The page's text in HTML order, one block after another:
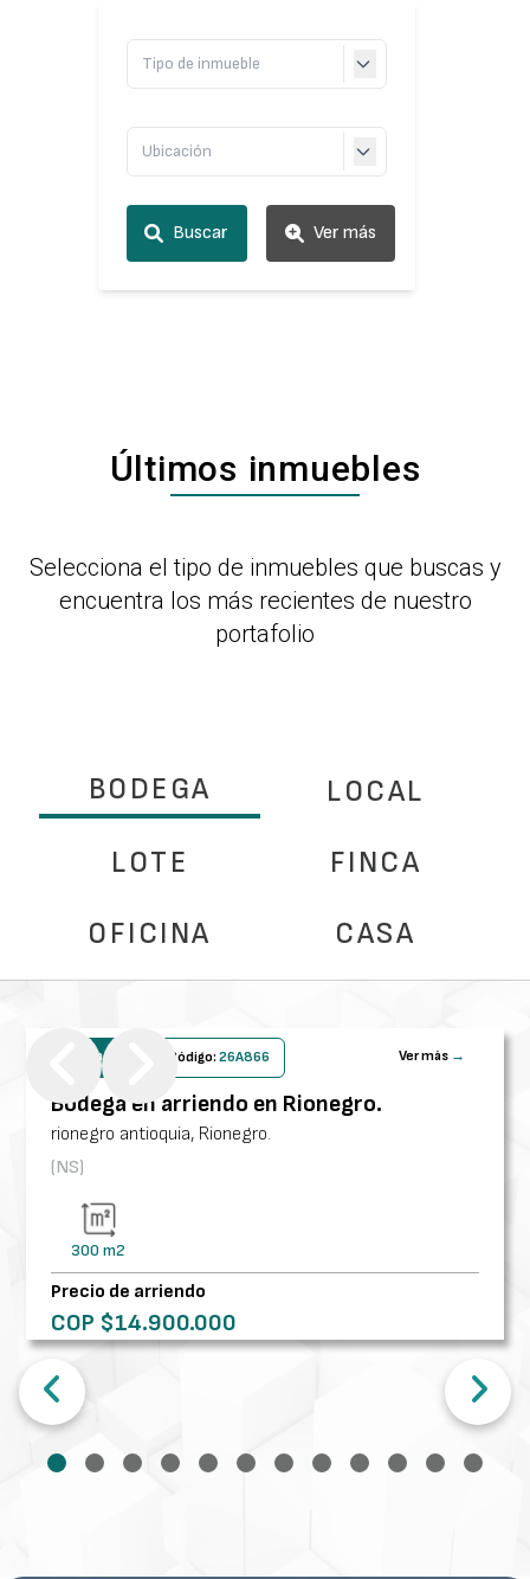
Buscar Ver más
Últimos inmuebles
Selecciona el tipo de inmuebles que buscas y
encuentra los más recientes de nuestro
portafolio
BODEGA
LOCAL
LOTE
FINCA
OFICINA
CASA
Arriendo Código: 26A866 Ver más →
Bodega en arriendo en Rionegro.
rionegro antioquia, Rionegro.
(NS)
300 m2
Precio de arriendo
COP $14.900.000